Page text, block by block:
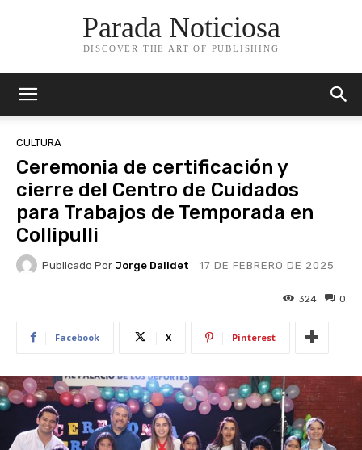
Parada Noticiosa
DISCOVER THE ART OF PUBLISHING
CULTURA
Ceremonia de certificación y
cierre del Centro de Cuidados
para Trabajos de Temporada en
Collipulli
Publicado Por Jorge Dalidet 17 DE FEBRERO DE 2025
0
324
Facebook X Pinterest